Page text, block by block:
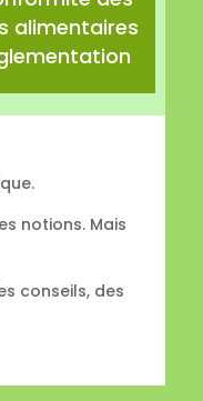
alimentaires
notions. Mais
conseils, des